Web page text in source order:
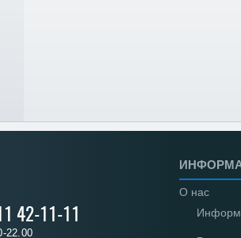
42-11-11
22.00
О нас